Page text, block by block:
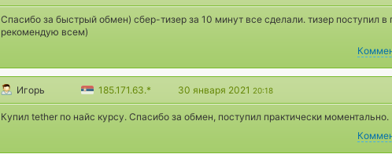
Спасибо за быстрый обмен) сбер-тизер за 10 минут все сделали. тизер поступил
рекомендую всем)
Игорь 185.171.63.* 30 января 2021 20:18
Купил tether по найс курсу. Спасибо за обмен, поступил практически моментально.